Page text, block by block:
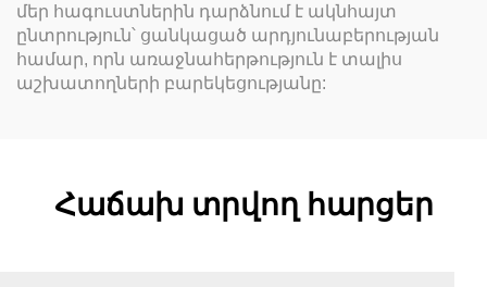
մեր հագուստներին դարձնում է ակնհայտ
ընտրություն՝ ցանկացած արդյունաբերության
համար, որն առաջնահերթություն է տալիս
աշխատողների բարեկեցությանը:
Հաճախ տրվող հարցեր